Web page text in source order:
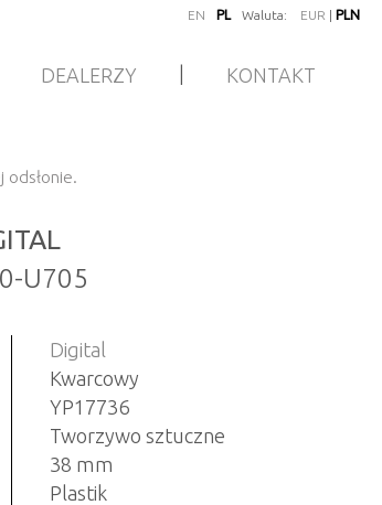
EN PL Waluta: EUR | PLN
DEALERZY KONTAKT
odsłonie.
U705
Digital
Kwarcowy
YP17736
Tworzywo sztuczne
38 mm
Plastik